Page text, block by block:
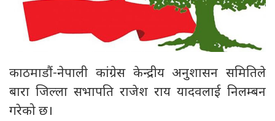
काठमाडौं-नेपाली कांग्रेस केन्द्रीय अनुशासन समितिले
बारा जिल्ला सभापति राजेश राय यादवलाई निलम्बन
गरेको छ।